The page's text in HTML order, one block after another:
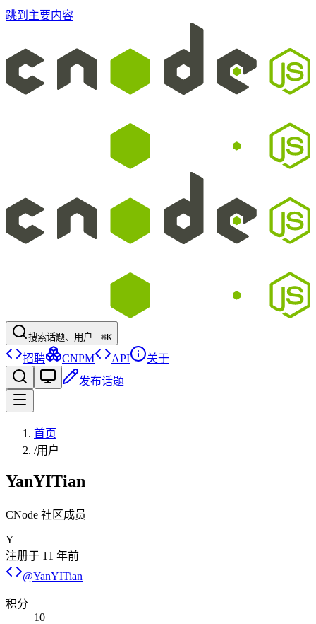
跳到主要内容
搜索话题、用户...⌘K
招聘 CNPM API
关于
发布话题
首页
/用户
YanYITian
CNode 社区成员
Y
注册于 11 年前
@YanYITian
积分
10